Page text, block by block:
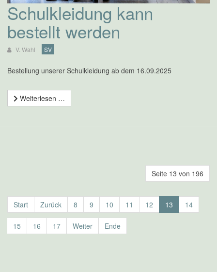
Schulkleidung kann
bestellt werden
V. Wahl SV
Bestellung unserer Schulkleidung ab dem 16.09.2025
Weiterlesen …
Seite 13 von 196
Start Zurück 8 9 10 11 12 13 14
15 16 17 Weiter Ende